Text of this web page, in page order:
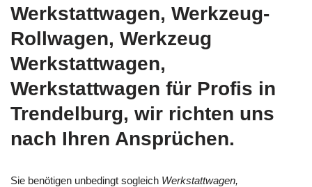
Werkstattwagen, Werkzeug-
Rollwagen, Werkzeug
Werkstattwagen,
Werkstattwagen für Profis in
Trendelburg, wir richten uns
nach Ihren Ansprüchen.
Sie benötigen unbedingt sogleich Werkstattwagen,